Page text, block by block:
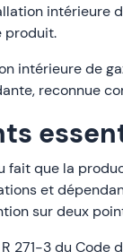
intérieure
produit.
intérieure de
reconnue
fait que la
et
sur deux
R 271-3 du